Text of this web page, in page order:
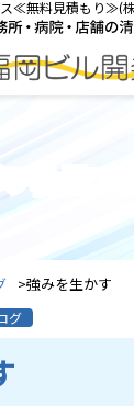
≪無料見積もり≫(
ワ社長ブ
強みを生かす
グ